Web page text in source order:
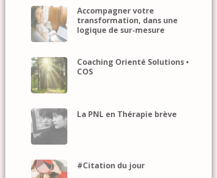
Accompagner votre
transformation, dans une
logique de sur-mesure
Coaching Orienté Solutions •
COS
La PNL en Thérapie brève
#Citation du jour